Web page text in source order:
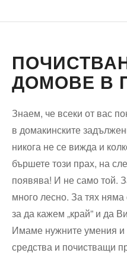
ДОМОВЕ В
Знаем, че всеки от вас
в домакинските
никога не се вижда и
бършете този прах, на
появява! И не само той.
много лесно. За тях
за да кажем „край” и да
Имаме нужните умения и
средства и почистващи